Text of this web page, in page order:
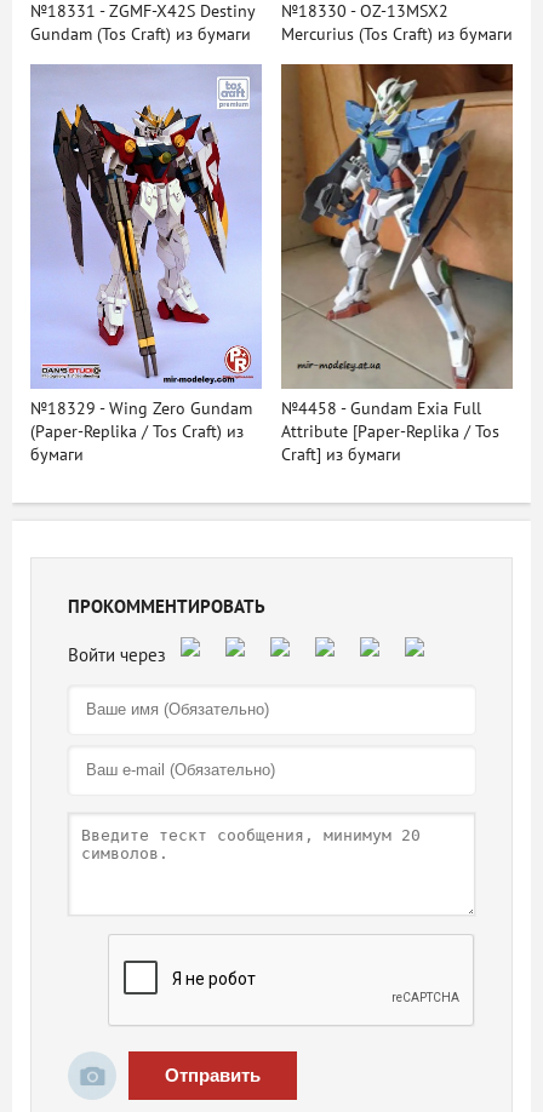
№18331 - ZGMF-X42S Destiny
Gundam (Tos Craft) из бумаги
№18330 - OZ-13MSX2
Mercurius (Tos Craft) из бумаги
№18329 - Wing Zero Gundam
(Paper-Replika / Tos Craft) из
бумаги
№4458 - Gundam Exia Full
Attribute [Paper-Replika / Tos
Craft] из бумаги
ПРОКОММЕНТИРОВАТЬ
Отправить